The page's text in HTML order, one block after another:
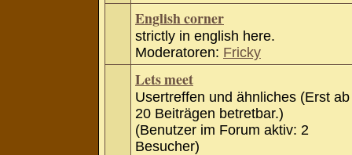
English corner
strictly in english here.
Moderatoren: Fricky
Lets meet
Usertreffen und ähnliches (Erst ab
20 Beiträgen betretbar.)
(Benutzer im Forum aktiv: 2
Besucher)